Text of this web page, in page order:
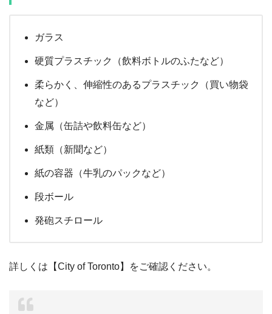
ガラス
硬質プラスチック（飲料ボトルのふたなど）
柔らかく、伸縮性のあるプラスチック（買い物袋
など）
金属（缶詰や飲料缶など）
紙類（新聞など）
紙の容器（牛乳のパックなど）
段ボール
発砲スチロール
詳しくは【City of Toronto】をご確認ください。